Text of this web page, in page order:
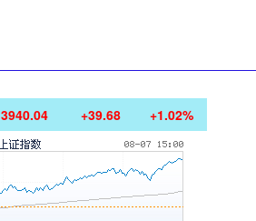
3940.04 +39.68 +1.02%